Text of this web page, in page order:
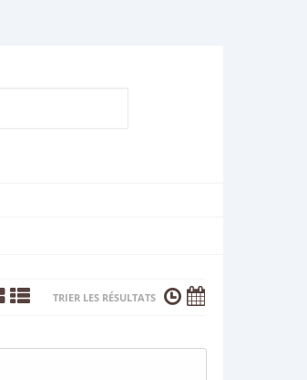
TRIER LES RÉSULTATS